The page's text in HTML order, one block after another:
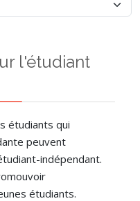
l'étudiant
étudiants qui
peuvent
indépendant.
étudiants.